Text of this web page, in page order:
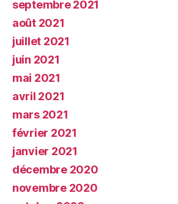
septembre 2021
août 2021
juillet 2021
juin 2021
mai 2021
avril 2021
mars 2021
février 2021
janvier 2021
décembre 2020
novembre 2020